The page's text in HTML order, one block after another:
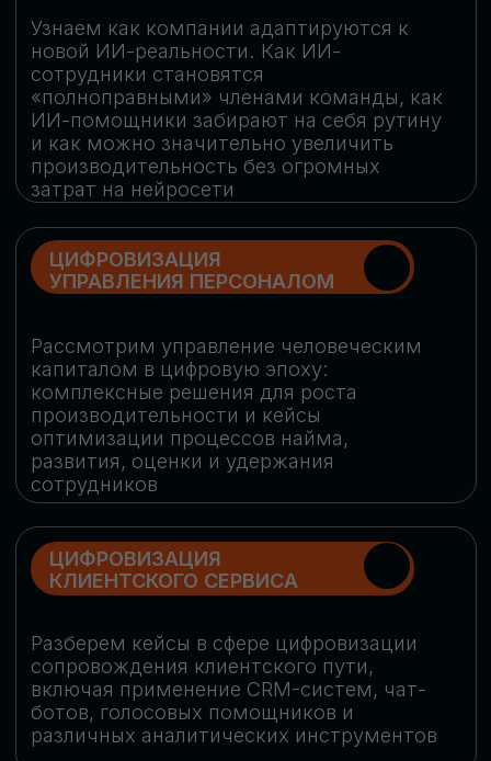
огромную статью затрат
ОБЛАЧНЫЕ ТЕХНОЛОГИИ
Подискутируем, какие облачные решения
существуют на рынке и почему
использование мультиоблачных моделей
не только снижает затраты, но и
«пересборки» бизнес-моделей
СКАЧАТЬ
ПРОГРАММУ
КОНФЕРЕНЦИИ
Оставьте заявку, мы направим вам
программу конференции
СКАЧАТЬ ПРОГРАММУ
СПИКЕРЫ